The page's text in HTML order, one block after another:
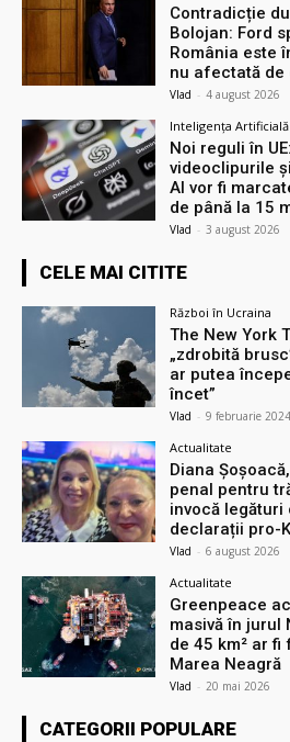
Contradicție
Bolojan: Ford
România este
nu afectată
Vlad - 4 august 2026
Inteligența Artificială
Noi reguli în
videoclipurile
AI vor fi
de până la 15
Vlad - 3 august 2026
CELE MAI CITITE
Război în Ucraina
The New York
„zdrobită
ar putea
încet”
Vlad - 9 februarie 2024
Actualitate
Diana
penal pentru
invocă
declarații pro-
Vlad - 6 august 2026
Actualitate
Greenpeace
masivă în jurul
de 45 km² ar
Marea Neagră
Vlad - 20 mai 2026
CATEGORII POPULARE